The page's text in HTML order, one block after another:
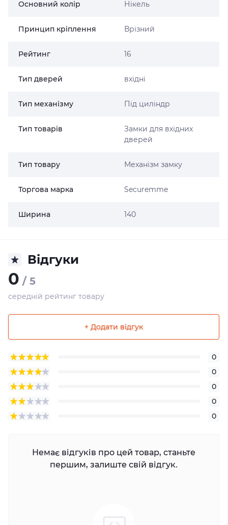
Основний колір Нікель
Принцип кріплення Врізний
Рейтинг 16
Тип дверей вхідні
Тип механізму Під циліндр
Тип товарів
Замки для вхідних
дверей
Тип товару Механізм замку
Торгова марка Securemme
Ширина 140
Відгуки
0 / 5
середній рейтинг товару
+ Додати відгук
0
0
0
0
0
Немає відгуків про цей товар, станьте
першим, залиште свій відгук.